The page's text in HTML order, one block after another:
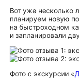
Вот уже несколько
планируем новую
на быстроходном
и запланировали
Фото с экскурсии «